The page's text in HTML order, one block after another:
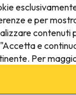
e per
contenuti
e
Per